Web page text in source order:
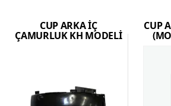
CUP ARKA İÇ
ÇAMURLUK KH MODELİ
CUP